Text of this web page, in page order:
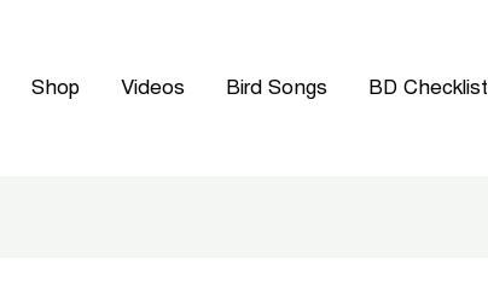
Shop Videos Bird Songs BD Checklist